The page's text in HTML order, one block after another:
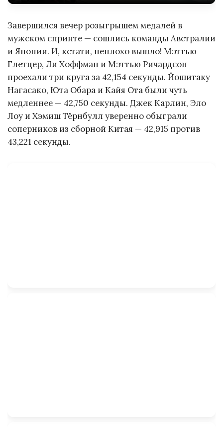
Завершился вечер розыгрышем медалей в
мужском спринте — сошлись команды Австралии
и Японии. И, кстати, неплохо вышло! Мэттью
Глетцер, Ли Хоффман и Мэттью Ричардсон
проехали три круга за 42,154 секунды. Йошитаку
Нагасако, Юта Обара и Кайя Ота были чуть
медленнее — 42,750 секунды. Джек Карлин, Эло
Лоу и Хэмиш Тёрнбулл уверенно обыграли
соперников из сборной Китая — 42,915 против
43,221 секунды.